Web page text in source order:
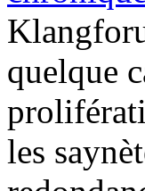
quelque
les